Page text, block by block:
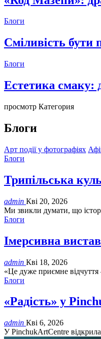
Блоги
Сміливість бути
Блоги
Естетика смаку:
просмотр Категория
Блоги
Арт події у фотографіях
Блоги
Трипільська
admin Кві 20, 2026
Ми звикли думати, що
Блоги
Імерсивна
admin Кві 18, 2026
«Це дуже приємне
Блоги
«Радість» у
admin Кві 6, 2026
У PinchukArtCentre